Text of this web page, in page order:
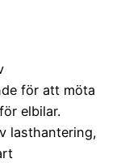
för att möta
elbilar.
lasthantering,